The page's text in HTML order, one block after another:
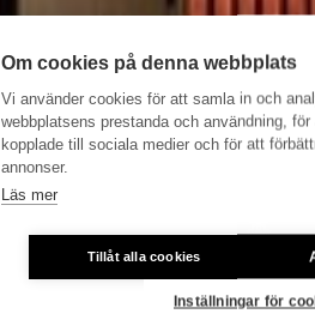
Om cookies på denna webbplats
Vi använder cookies för att samla in och
webbplatsens prestanda och användning,
kopplade till sociala medier och för att
annonser.
Läs mer
Tillåt alla cookies
Inställningar för